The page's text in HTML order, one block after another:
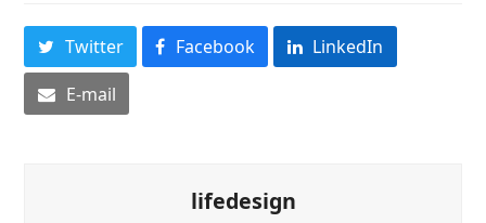
Twitter Facebook
LinkedIn
E-mail
lifedesign